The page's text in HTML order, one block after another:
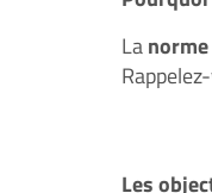
Lanorme
Les